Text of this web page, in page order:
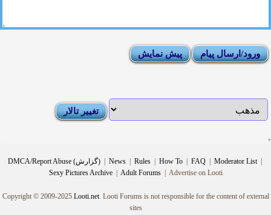
DMCA/Report Abuse (گزارش) News Rules How To FAQ Moderator List
Sexy Pictures Archive
Adult Forums Advertise on Looti
Copyright © 2009-2025 Looti.net. Looti Forums is not responsible for the content of external
sites